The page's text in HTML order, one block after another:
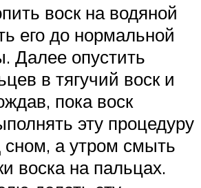
воск на водяной
его до нормальной
Далее опустить
в тягучий воск и
пока воск
эту процедуру
сном, а утром смыть
воска на пальцах.